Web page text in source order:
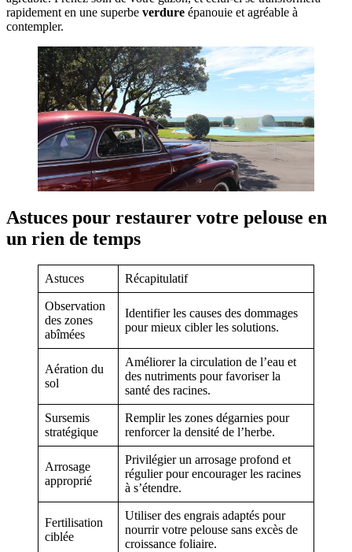
rapidement en une superbe verdure épanouie et agréable à
contempler.
Astuces pour restaurer votre pelouse en
un rien de temps
Astuces Récapitulatif
Observation
des zones
abîmées
Identifier les causes des dommages
pour mieux cibler les solutions.
Aération du
sol
Améliorer la circulation de l’eau et
des nutriments pour favoriser la
santé des racines.
Sursemis
stratégique
Remplir les zones dégarnies pour
renforcer la densité de l’herbe.
Arrosage
approprié
Privilégier un arrosage profond et
régulier pour encourager les racines
à s’étendre.
Fertilisation
ciblée
Utiliser des engrais adaptés pour
nourrir votre pelouse sans excès de
croissance foliaire.